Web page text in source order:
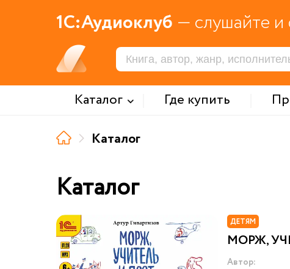
1С:Аудиоклуб — слушайте и
Каталог Где купить
Каталог
Каталог
ДЕТЯМ
МОРЖ,
Автор: